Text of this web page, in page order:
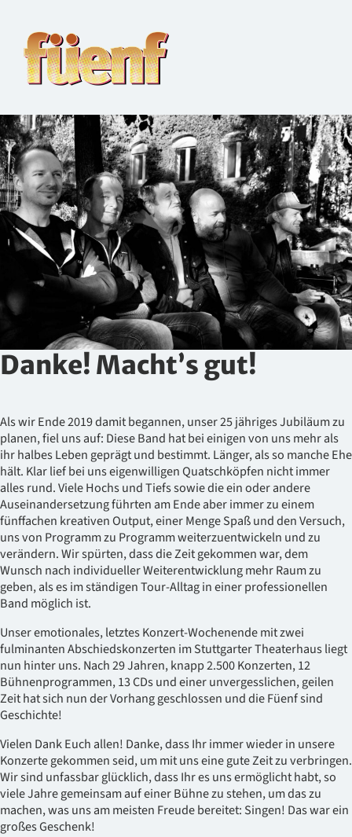
Danke! Macht’s gut!
Als wir Ende 2019 damit begannen, unser 25 jähriges Jubiläum zu
planen, fiel uns auf: Diese Band hat bei einigen von uns mehr als
ihr halbes Leben geprägt und bestimmt. Länger, als so manche Ehe
hält. Klar lief bei uns eigenwilligen Quatschköpfen nicht immer
alles rund. Viele Hochs und Tiefs sowie die ein oder andere
Auseinandersetzung führten am Ende aber immer zu einem
fünffachen kreativen Output, einer Menge Spaß und den Versuch,
uns von Programm zu Programm weiterzuentwickeln und zu
verändern. Wir spürten, dass die Zeit gekommen war, dem
Wunsch nach individueller Weiterentwicklung mehr Raum zu
geben, als es im ständigen Tour-Alltag in einer professionellen
Band möglich ist.
Unser emotionales, letztes Konzert-Wochenende mit zwei
fulminanten Abschiedskonzerten im Stuttgarter Theaterhaus liegt
nun hinter uns. Nach 29 Jahren, knapp 2.500 Konzerten, 12
Bühnenprogrammen, 13 CDs und einer unvergesslichen, geilen
Zeit hat sich nun der Vorhang geschlossen und die Füenf sind
Geschichte!
Vielen Dank Euch allen! Danke, dass Ihr immer wieder in unsere
Konzerte gekommen seid, um mit uns eine gute Zeit zu verbringen.
Wir sind unfassbar glücklich, dass Ihr es uns ermöglicht habt, so
viele Jahre gemeinsam auf einer Bühne zu stehen, um das zu
machen, was uns am meisten Freude bereitet: Singen! Das war ein
großes Geschenk!